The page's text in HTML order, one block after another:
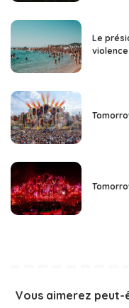
Le
Vous aimerez peut-